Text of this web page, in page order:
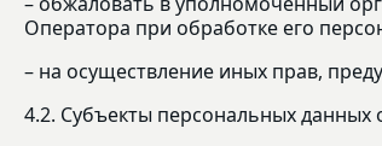
Оператора при обработке его
– на осуществление иных прав,
4.2. Субъекты персональных данных